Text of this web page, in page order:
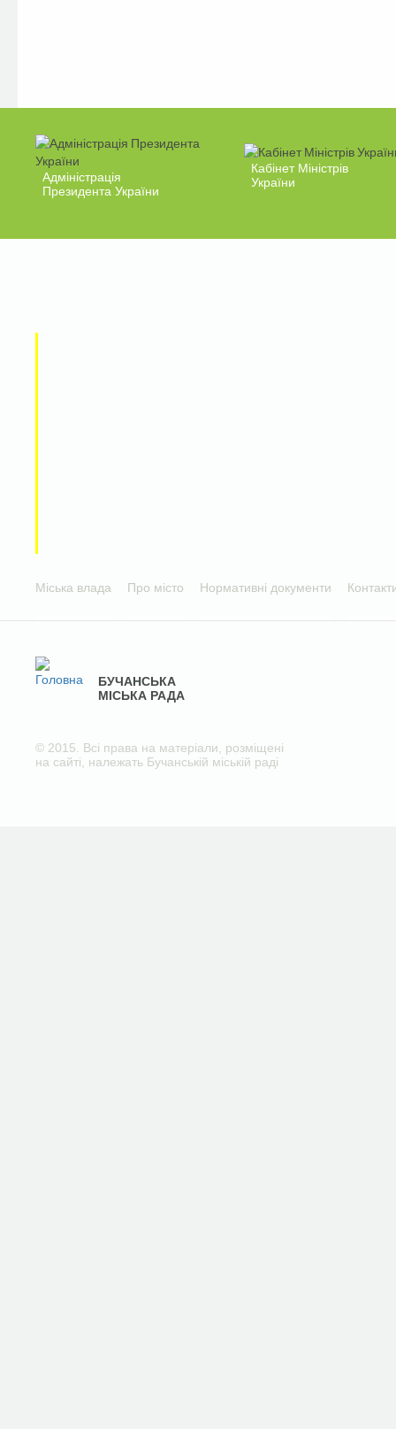
Адміністрація
Президента України
Кабінет Міністрів
України
Міська влада Про місто Нормативні документи
БУЧАНСЬКА
МІСЬКА РАДА
© 2015. Всі права на матеріали, розміщені
на сайті, належать Бучанській міській раді